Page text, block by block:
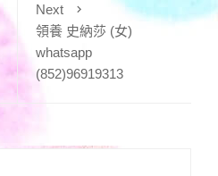
Next
領養 史納莎 (女)
whatsapp
(852)96919313